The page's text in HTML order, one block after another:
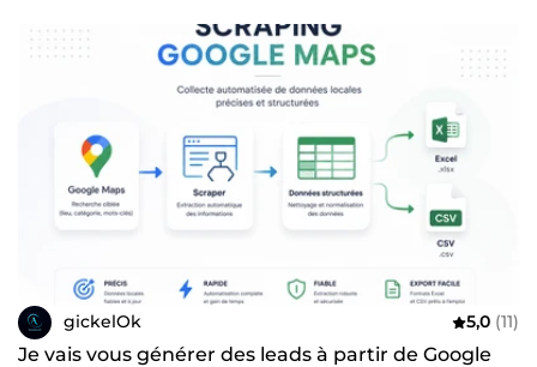
gickelOk 5,0 (11)
Je vais vous générer des leads à partir de Google